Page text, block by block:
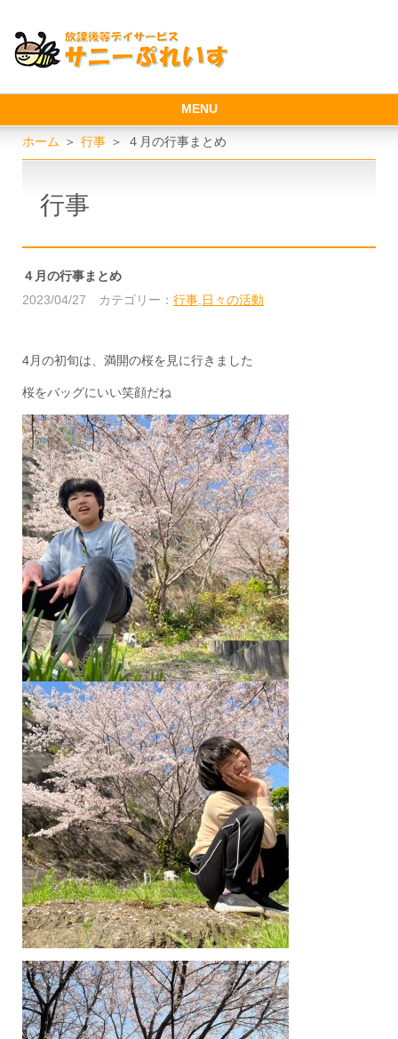
MENU
ホーム ＞ 行事 ＞ ４月の行事まとめ
行事
４月の行事まとめ
2023/04/27
カテゴリー： 行事 日々の活動
4月の初旬は、満開の桜を見に行きました
桜をバッグにいい笑顔だね